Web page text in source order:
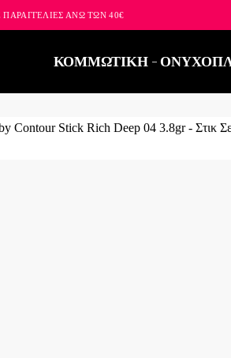
ΑΝΩ ΤΩΝ 40€
ΚΟΜΜΩΤΙΚΗ